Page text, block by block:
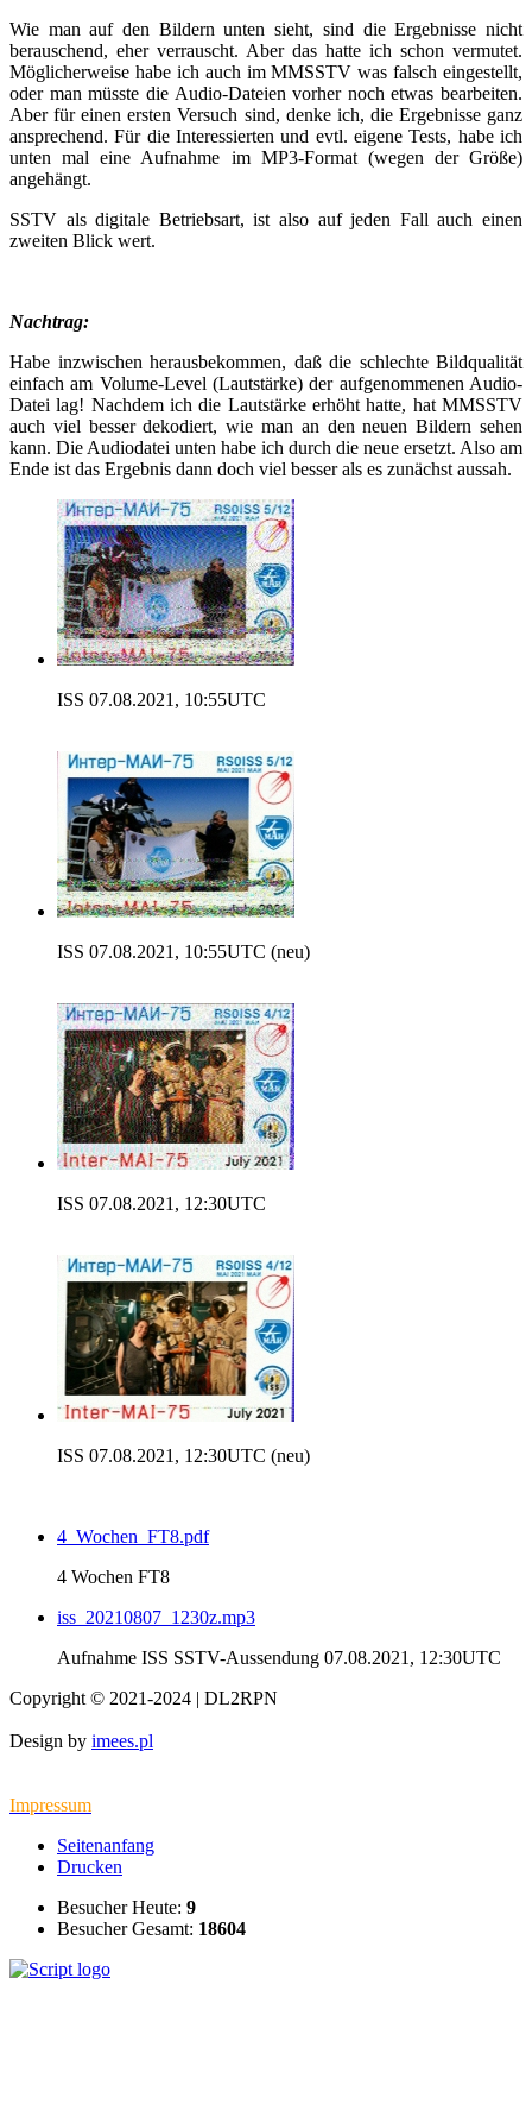
Wie man auf den Bildern unten sieht, sind die Ergebnisse nicht
berauschend, eher verrauscht. Aber das hatte ich schon vermutet.
Möglicherweise habe ich auch im MMSSTV was falsch eingestellt,
oder man müsste die Audio-Dateien vorher noch etwas bearbeiten.
Aber für einen ersten Versuch sind, denke ich, die Ergebnisse ganz
ansprechend. Für die Interessierten und evtl. eigene Tests, habe ich
unten mal eine Aufnahme im MP3-Format (wegen der Größe)
angehängt.
SSTV als digitale Betriebsart, ist also auf jeden Fall auch einen
zweiten Blick wert.
Nachtrag:
Habe inzwischen herausbekommen, daß die schlechte Bildqualität
einfach am Volume-Level (Lautstärke) der aufgenommenen Audio-
Datei lag! Nachdem ich die Lautstärke erhöht hatte, hat MMSSTV
auch viel besser dekodiert, wie man an den neuen Bildern sehen
kann. Die Audiodatei unten habe ich durch die neue ersetzt. Also am
Ende ist das Ergebnis dann doch viel besser als es zunächst aussah.
ISS 07.08.2021, 10:55UTC
ISS 07.08.2021, 10:55UTC (neu)
ISS 07.08.2021, 12:30UTC
ISS 07.08.2021, 12:30UTC (neu)
4_Wochen_FT8.pdf
4 Wochen FT8
iss_20210807_1230z.mp3
Aufnahme ISS SSTV-Aussendung 07.08.2021, 12:30UTC
Copyright © 2021-2024 | DL2RPN
Design by imees.pl
Impressum
Seitenanfang
Drucken
Besucher Heute: 9
Besucher Gesamt: 18604